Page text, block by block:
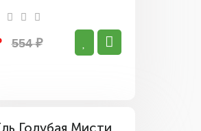
554 ₽